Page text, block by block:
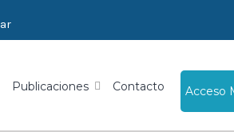
Publicaciones Contacto Acceso